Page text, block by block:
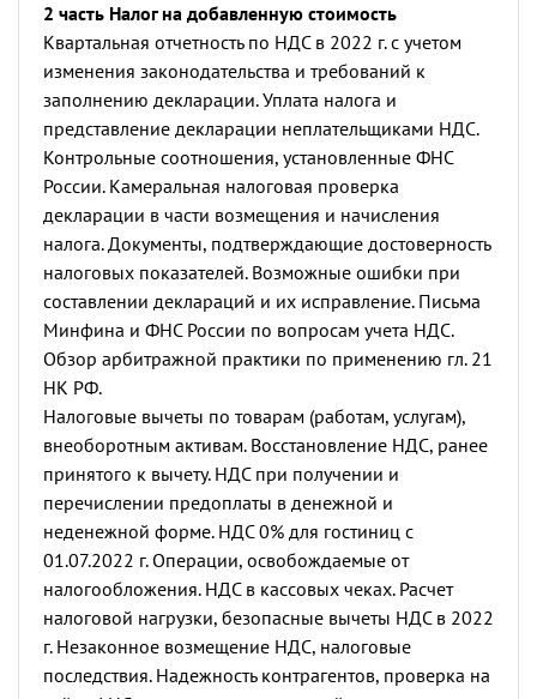
2 часть Налог на добавленную стоимость
Квартальная отчетность по НДС в 2022 г. с учетом
изменения законодательства и требований к
заполнению декларации.Уплата налога и
представление декларации неплательщиками НДС.
Контрольные соотношения, установленные ФНС
России. Камеральная налоговая проверка
декларации в части возмещения и начисления
налога. Документы, подтверждающие достоверность
налоговых показателей. Возможные ошибки при
составлении деклараций и их исправление. Письма
Минфина и ФНС России по вопросам учета НДС.
Обзор арбитражной практики по применению гл. 21
НК РФ.
Налоговые вычеты по товарам (работам, услугам),
внеоборотным активам. Восстановление НДС, ранее
принятого к вычету. НДС при получении и
перечислении предоплаты в денежной и
неденежной форме. НДС 0% для гостиниц с
01.07.2022 г. Операции, освобождаемые от
налогообложения. НДС в кассовых чеках.Расчет
налоговой нагрузки, безопасные вычеты НДС в 2022
г.Незаконное возмещение НДС, налоговые
последствия. Надежность контрагентов, проверка на